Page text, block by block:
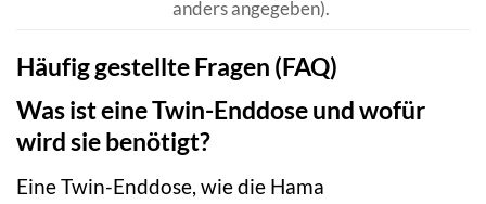
anders angegeben).
Häufig gestellte Fragen (FAQ)
Was ist eine Twin-Enddose und wofür
wird sie benötigt?
Eine Twin-Enddose, wie die Hama